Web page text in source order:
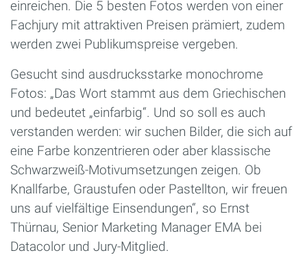
einreichen. Die 5 besten Fotos werden von einer
Fachjury mit attraktiven Preisen prämiert, zudem
werden zwei Publikumspreise vergeben.
Gesucht sind ausdrucksstarke monochrome
Fotos: „Das Wort stammt aus dem Griechischen
und bedeutet „einfarbig“. Und so soll es auch
verstanden werden: wir suchen Bilder, die sich auf
eine Farbe konzentrieren oder aber klassische
Schwarzweiß-Motivumsetzungen zeigen. Ob
Knallfarbe, Graustufen oder Pastellton, wir freuen
uns auf vielfältige Einsendungen“, so Ernst
Thürnau, Senior Marketing Manager EMA bei
Datacolor und Jury-Mitglied.